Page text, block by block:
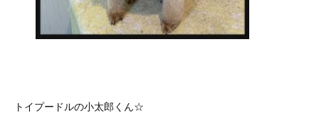
トイプードルの小太郎くん☆